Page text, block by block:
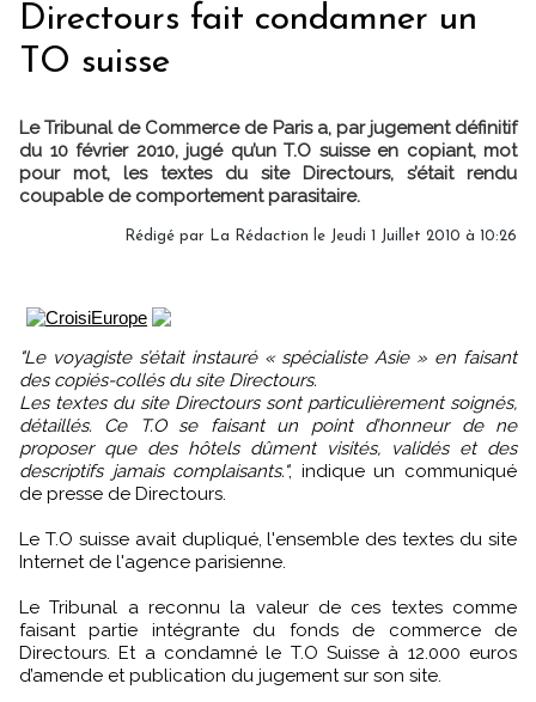
Directours fait condamner un
TO suisse
Le Tribunal de Commerce de Paris a, par jugement définitif
du 10 février 2010, jugé qu’un T.O suisse en copiant, mot
pour mot, les textes du site Directours, s’était rendu
coupable de comportement parasitaire.
Rédigé par La Rédaction le Jeudi 1 Juillet 2010 à 10:26
"Le voyagiste s’était instauré « spécialiste Asie » en faisant
des copiés-collés du site Directours.
Les textes du site Directours sont particulièrement soignés,
détaillés. Ce T.O se faisant un point d’honneur de ne
proposer que des hôtels dûment visités, validés et des
descriptifs jamais complaisants.", indique un communiqué
de presse de Directours.
Le T.O suisse avait dupliqué, l'ensemble des textes du site
Internet de l'agence parisienne.
Le Tribunal a reconnu la valeur de ces textes comme
faisant partie intégrante du fonds de commerce de
Directours. Et a condamné le T.O Suisse à 12.000 euros
d’amende et publication du jugement sur son site.